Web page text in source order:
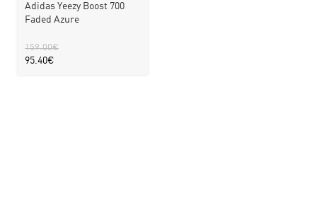
Adidas Yeezy Boost 700
Faded Azure
159.00€
95.40€